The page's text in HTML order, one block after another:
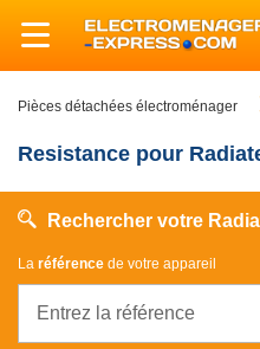
Pièces détachées électroménager
Resistance pour
Rechercher votre
La référence de votre appareil